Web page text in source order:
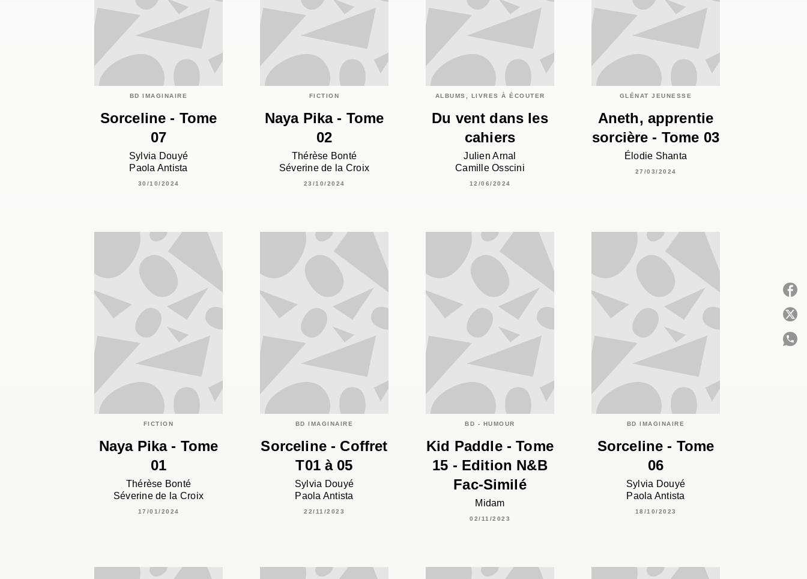
BD IMAGINAIRE
Sorceline - Tome
07
Sylvia Douyé
Paola Antista
30/10/2024
FICTION
Naya Pika - Tome
02
Thérèse Bonté
Séverine de la Croix
23/10/2024
ALBUMS, LIVRES À ÉCOUTER
Du vent dans les
cahiers
Julien Arnal
Camille Osscini
12/06/2024
GLÉNAT JEUNESSE
Aneth, apprentie
sorcière - Tome 03
Élodie Shanta
27/03/2024
FICTION
Naya Pika - Tome
01
Thérèse Bonté
Séverine de la Croix
17/01/2024
BD IMAGINAIRE
Sorceline - Coffret
T01 à 05
Sylvia Douyé
Paola Antista
22/11/2023
BD - HUMOUR
Kid Paddle - Tome
15 - Edition N&B
Fac-Similé
Midam
02/11/2023
BD IMAGINAIRE
Sorceline - Tome
06
Sylvia Douyé
Paola Antista
18/10/2023